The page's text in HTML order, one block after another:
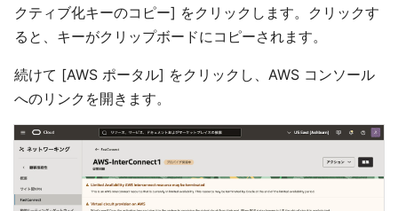
クティブ化キーのコピー] をクリックします。クリックす
ると、キーがクリップボードにコピーされます。
続けて [AWS ポータル] をクリックし、AWS コンソール
へのリンクを開きます。